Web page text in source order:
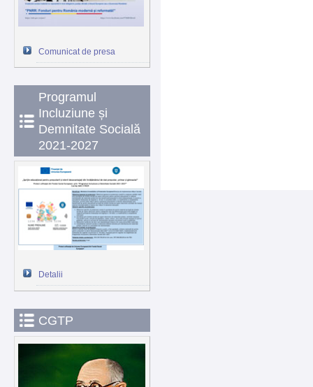
Comunicat de presa
Programul
Incluziune și
Demnitate Socială
2021-2027
Detalii
CGTP